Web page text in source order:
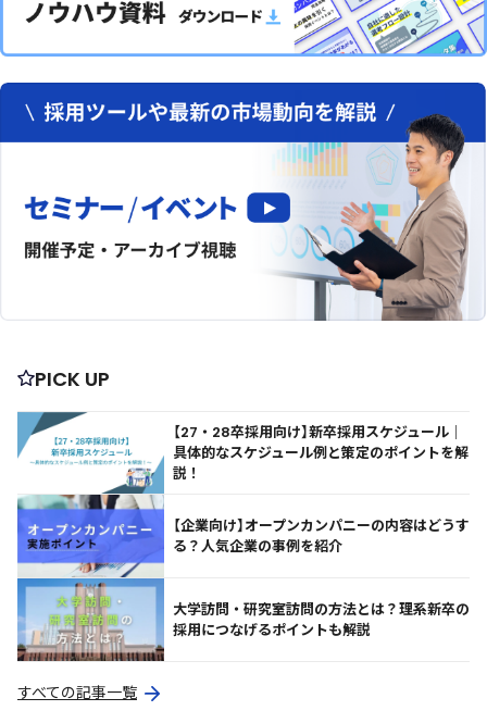
PICK UP
【27・28卒採用向け】新卒採用スケジュール｜
具体的なスケジュール例と策定のポイントを解
説！
【企業向け】オープンカンパニーの内容はどうす
る？人気企業の事例を紹介
大学訪問・研究室訪問の方法とは？理系新卒の
採用につなげるポイントも解説
すべての記事一覧